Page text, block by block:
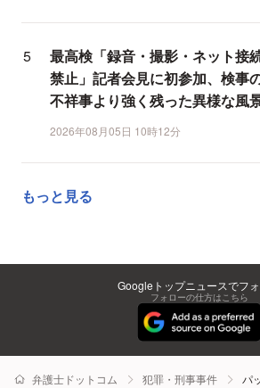
最高検「録音・撮影・ネット接
禁止」記者会見に初参加、検事
不祥事より強く残った異様な風
2026年08月05日 10時12分
もっと見る
Googleトップニュースでフ
フォローの仕方はこちら
弁護士ドットコム 犯罪・刑事事件 パ